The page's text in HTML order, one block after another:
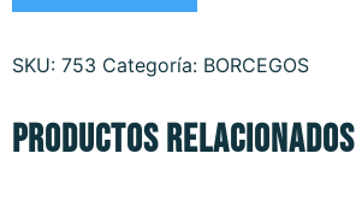
SKU: 753 Categoría: BORCEGOS
Productos relacionados